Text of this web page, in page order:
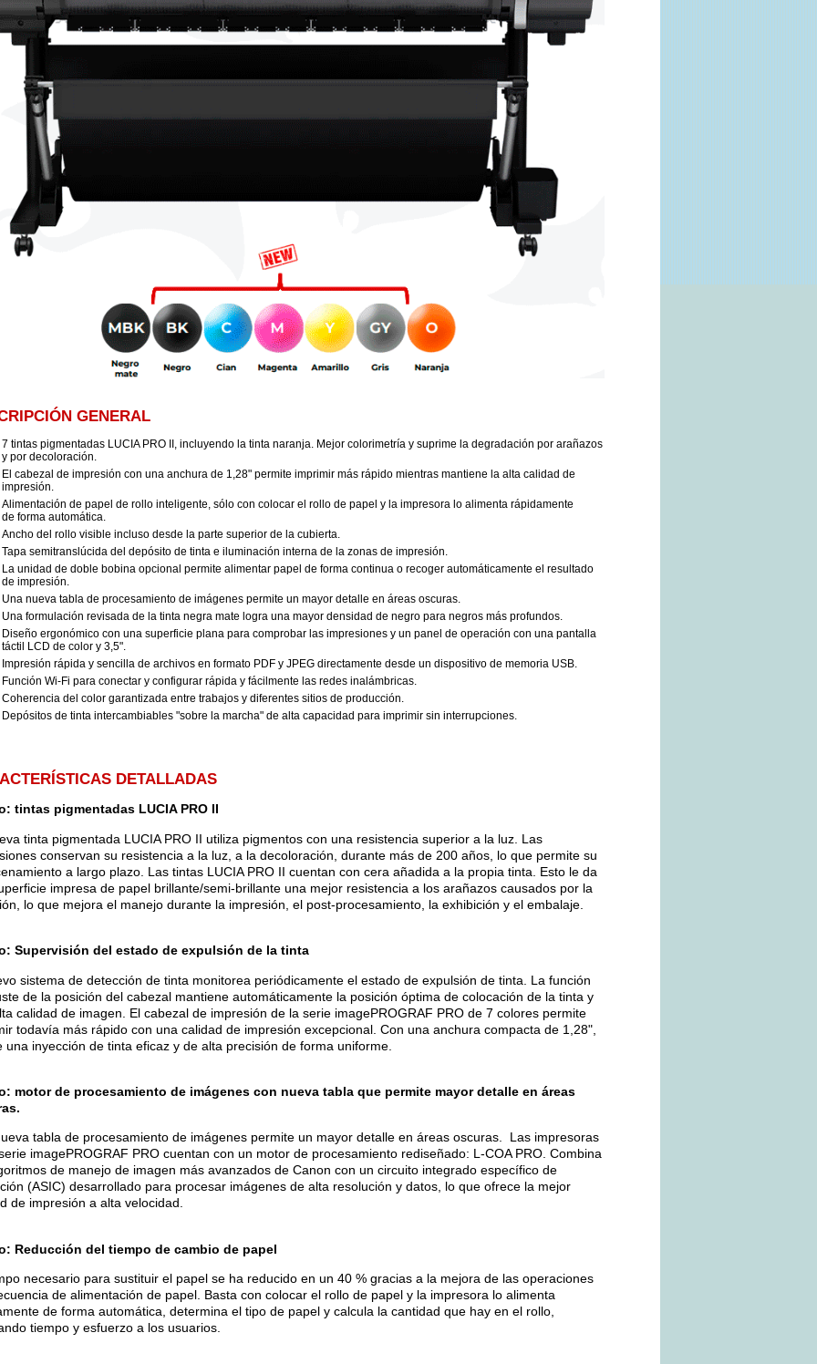
GENERAL
7 tintas pigmentadas LUCIA PRO II, incluyendo la tinta naranja. Mejor colorimetría y suprime la degradación por arañazos
y por decoloración.
El cabezal de impresión con una anchura de 1,28" permite imprimir más rápido mientras mantiene la alta calidad de
impresión.
Alimentación de papel de rollo inteligente, sólo con colocar el rollo de papel y la impresora lo alimenta rápidamente
de forma automática.
Ancho del rollo visible incluso desde la parte superior de la cubierta.
Tapa semitranslúcida del depósito de tinta e iluminación interna de la zonas de impresión.
La unidad de doble bobina opcional permite alimentar papel de forma continua o recoger automáticamente el resultado
de impresión.
Una nueva tabla de procesamiento de imágenes permite un mayor detalle en áreas oscuras.
Una formulación revisada de la tinta negra mate logra una mayor densidad de negro para negros más profundos.
Diseño ergonómico con una superficie plana para comprobar las impresiones y un panel de operación con una pantalla
táctil LCD de color y 3,5".
Impresión rápida y sencilla de archivos en formato PDF y JPEG directamente desde un dispositivo de memoria USB.
Función Wi-Fi para conectar y configurar rápida y fácilmente las redes inalámbricas.
Coherencia del color garantizada entre trabajos y diferentes sitios de producción.
Depósitos de tinta intercambiables "sobre la marcha" de alta capacidad para imprimir sin interrupciones.
DETALLADAS
tintas pigmentadas LUCIA PRO II
tinta pigmentada LUCIA PRO II utiliza pigmentos con una resistencia superior a la luz. Las
conservan su resistencia a la luz, a la decoloración, durante más de 200 años, lo que permite su
a largo plazo. Las tintas LUCIA PRO II cuentan con cera añadida a la propia tinta. Esto le da
impresa de papel brillante/semi-brillante una mejor resistencia a los arañazos causados por la
lo que mejora el manejo durante la impresión, el post-procesamiento, la exhibición y el embalaje.
Supervisión del estado de expulsión de la tinta
sistema de detección de tinta monitorea periódicamente el estado de expulsión de tinta. La función
de la posición del cabezal mantiene automáticamente la posición óptima de colocación de la tinta y
calidad de imagen. El cabezal de impresión de la serie imagePROGRAF PRO de 7 colores permite
todavía más rápido con una calidad de impresión excepcional. Con una anchura compacta de 1,28",
una inyección de tinta eficaz y de alta precisión de forma uniforme.
motor de procesamiento de imágenes con nueva tabla que permite mayor detalle en áreas
tabla de procesamiento de imágenes permite un mayor detalle en áreas oscuras. Las impresoras
imagePROGRAF PRO cuentan con un motor de procesamiento rediseñado: L-COA PRO. Combina
de manejo de imagen más avanzados de Canon con un circuito integrado específico de
(ASIC) desarrollado para procesar imágenes de alta resolución y datos, lo que ofrece la mejor
de impresión a alta velocidad.
Reducción del tiempo de cambio de papel
necesario para sustituir el papel se ha reducido en un 40 % gracias a la mejora de las operaciones
de alimentación de papel. Basta con colocar el rollo de papel y la impresora lo alimenta
de forma automática, determina el tipo de papel y calcula la cantidad que hay en el rollo,
tiempo y esfuerzo a los usuarios.